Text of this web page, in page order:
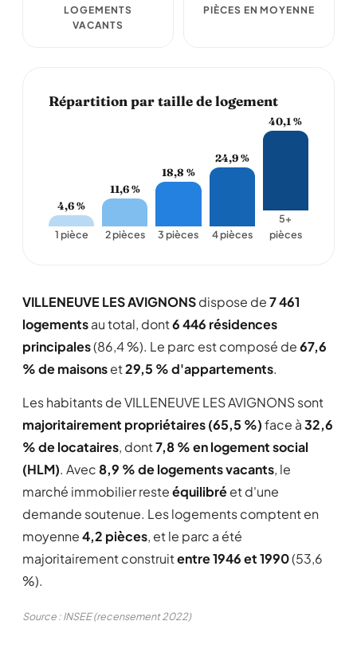
LOGEMENTS
VACANTS
PIÈCES EN MOYENNE
Répartition par taille de logement
4,6 %
1 pièce
11,6 %
2 pièces
18,8 %
3 pièces
24,9 %
4 pièces
40,1 %
5+
pièces
VILLENEUVE LES AVIGNONSdispose de7 461
logementsau total, dont6 446 résidences
principales(86,4 %). Le parc est composé de67,6
% de maisonset29,5 % d'appartements.
Les habitants de VILLENEUVE LES AVIGNONS sont
majoritairement propriétaires (65,5 %)face à32,6
% de locataires, dont7,8 % en logement social
(HLM). Avec8,9 % de logements vacants, le
marché immobilier resteéquilibréet d'une
demande soutenue. Les logements comptent en
moyenne4,2 pièces, et le parc a été
majoritairement construitentre 1946 et 1990(53,6
%).
Source : INSEE (recensement 2022)